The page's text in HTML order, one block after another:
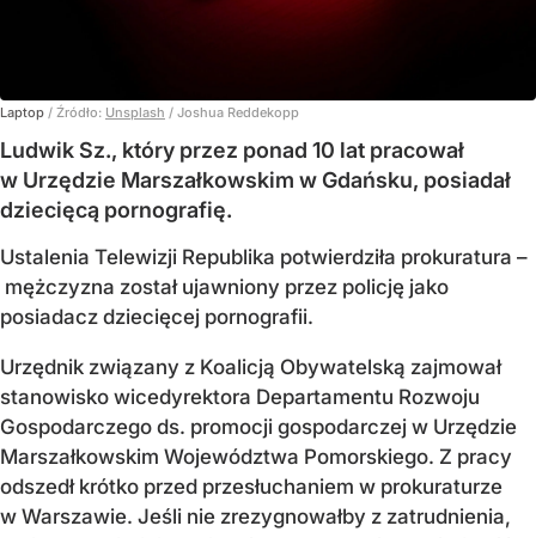
Laptop / Źródło: Unsplash / Joshua Reddekopp
Ludwik Sz., który przez ponad 10 lat pracował
w Urzędzie Marszałkowskim w Gdańsku, posiadał
dziecięcą pornografię.
Ustalenia Telewizji Republika potwierdziła prokuratura –
mężczyzna został ujawniony przez policję jako
posiadacz dziecięcej pornografii.
Urzędnik związany z Koalicją Obywatelską zajmował
stanowisko wicedyrektora Departamentu Rozwoju
Gospodarczego ds. promocji gospodarczej w Urzędzie
Marszałkowskim Województwa Pomorskiego. Z pracy
odszedł krótko przed przesłuchaniem w prokuraturze
w Warszawie. Jeśli nie zrezygnowałby z zatrudnienia,